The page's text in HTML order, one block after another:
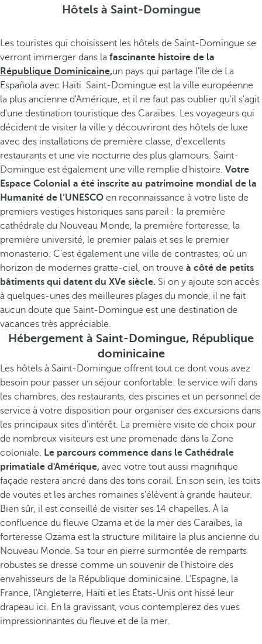
Hôtels à Saint-Domingue
Les touristes qui choisissent les hôtels de Saint-Domingue se
verront immerger dans la fascinante histoire de la
République Dominicaine,un pays qui partage l'île de La
Española avec Haïti. Saint-Domingue est la ville européenne
la plus ancienne d'Amérique, et il ne faut pas oublier qu'il s'agit
d'une destination touristique des Caraïbes. Les voyageurs qui
décident de visiter la ville y découvriront des hôtels de luxe
avec des installations de première classe, d'excellents
restaurants et une vie nocturne des plus glamours. Saint-
Domingue est également une ville remplie d'histoire. Votre
Espace Colonial a été inscrite au patrimoine mondial de la
Humanité de l’UNESCO en reconnaissance à votre liste de
premiers vestiges historiques sans pareil : la première
cathédrale du Nouveau Monde, la première forteresse, la
première université, le premier palais et ses le premier
monasterio. C'est également une ville de contrastes, où un
horizon de modernes gratte-ciel, on trouve à côté de petits
bâtiments qui datent du XVe siècle. Si on y ajoute son accès
à quelques-unes des meilleures plages du monde, il ne fait
aucun doute que Saint-Domingue est une destination de
vacances très appréciable.
Hébergement à Saint-Domingue, République
dominicaine
Les hôtels à Saint-Domingue offrent tout ce dont vous avez
besoin pour passer un séjour confortable: le service wifi dans
les chambres, des restaurants, des piscines et un personnel de
service à votre disposition pour organiser des excursions dans
les principaux sites d'intérêt. La première visite de choix pour
de nombreux visiteurs est une promenade dans la Zone
coloniale. Le parcours commence dans le Cathédrale
primatiale d'Amérique, avec votre tout aussi magnifique
façade restera ancré dans des tons corail. En son sein, les toits
de voutes et les arches romaines s'élèvent à grande hauteur.
Bien sûr, il est conseillé de visiter ses 14 chapelles. À la
confluence du fleuve Ozama et de la mer des Caraïbes, la
forteresse Ozama est la structure militaire la plus ancienne du
Nouveau Monde. Sa tour en pierre surmontée de remparts
robustes se dresse comme un souvenir de l'histoire des
envahisseurs de la République dominicaine. L'Espagne, la
France, l'Angleterre, Haïti et les États-Unis ont hissé leur
drapeau ici. En la gravissant, vous contemplerez des vues
impressionnantes du fleuve et de la mer.